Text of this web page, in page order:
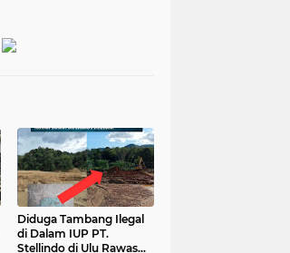
Diduga Tambang Ilegal
di Dalam IUP PT.
Stellindo di Ulu Rawas